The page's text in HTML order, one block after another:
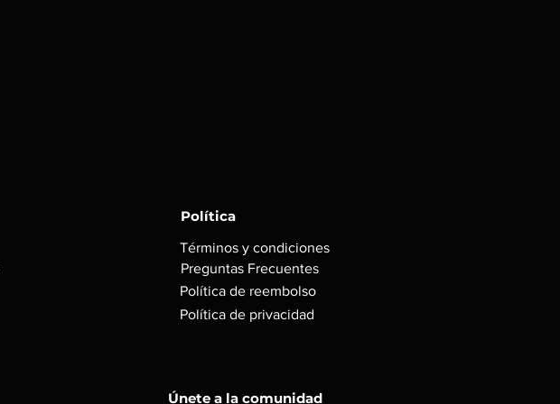
Política
Términos y condiciones
Preguntas Frecuentes
Política de reembolso
Política de privacidad
Únete a la comunidad